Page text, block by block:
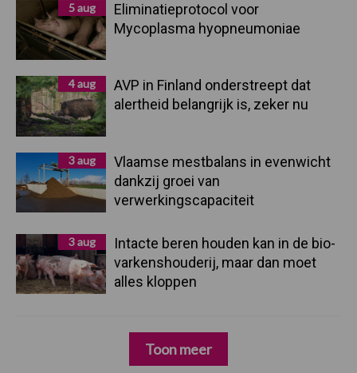
5 aug
Eliminatieprotocol voor
Mycoplasma hyopneumoniae
4 aug
AVP in Finland onderstreept dat
alertheid belangrijk is, zeker nu
3 aug
Vlaamse mestbalans in evenwicht
dankzij groei van
verwerkingscapaciteit
3 aug
Intacte beren houden kan in de bio-
varkenshouderij, maar dan moet
alles kloppen
Toon meer